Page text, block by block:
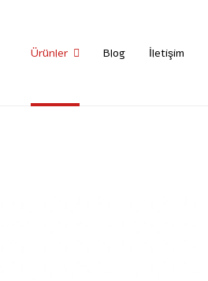
Ürünler Blog İletişim